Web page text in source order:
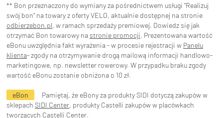
** Bon przeznaczony do wymiany za pośrednictwem usługi "Realizuj
swój bon" na towary z oferty VELO, aktualnie dostępnej na stronie
odbierzebon.pl, w ramach sprzedaży premiowej. Dowiedz się jak
otrzymać Bon towarowy na stronie promocji. Prezentowana wartość
eBonu uwzględnia fakt wyrażenia - w procesie rejestracji w Panelu
klienta- zgody na otrzymywanie drogą mailową informacji handlowo-
marketingowe, np. newsletter rowerowy. W przypadku braku zgody
wartość eBonu zostanie obniżona o 10 zł.
eBon
Pamiętaj, że eBony za produkty SIDI dotyczą zakupów w
sklepach SIDI Center, produkty Castelli zakupów w placówkach
tworzących Castelli Center.